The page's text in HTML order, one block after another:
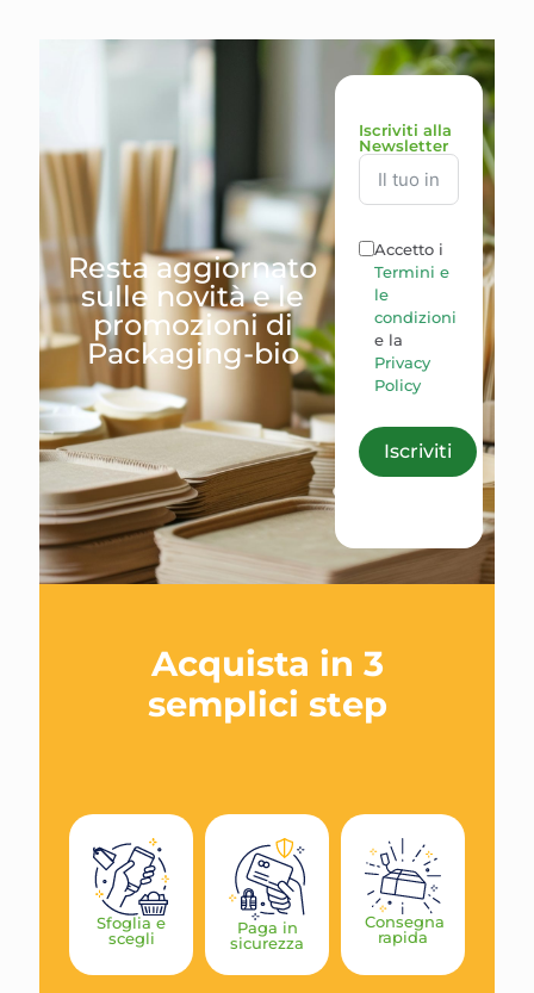
Resta aggiornato
sulle novità e le
promozioni di
Packaging-bio
Iscriviti alla
Newsletter
Accetto i
Termini e
le
condizioni
e la
Privacy
Policy
Iscriviti
Acquista in 3
semplici step
Sfoglia e
scegli
Paga in
sicurezza
Consegna
rapida